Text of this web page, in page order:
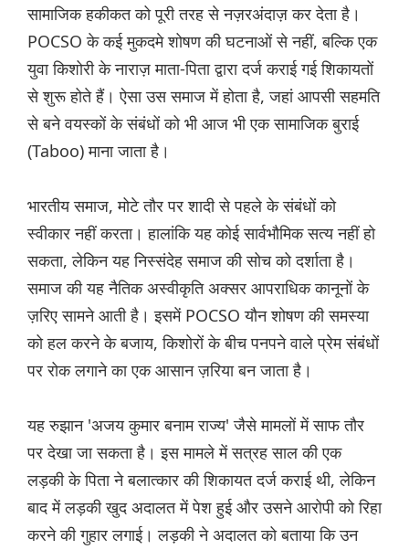
सामाजिक हकीकत को पूरी तरह से नज़रअंदाज़ कर देता है।
POCSO के कई मुकदमे शोषण की घटनाओं से नहीं, बल्कि एक
युवा किशोरी के नाराज़ माता-पिता द्वारा दर्ज कराई गई शिकायतों
से शुरू होते हैं। ऐसा उस समाज में होता है, जहां आपसी सहमति
से बने वयस्कों के संबंधों को भी आज भी एक सामाजिक बुराई
(Taboo) माना जाता है।
भारतीय समाज, मोटे तौर पर शादी से पहले के संबंधों को
स्वीकार नहीं करता। हालांकि यह कोई सार्वभौमिक सत्य नहीं हो
सकता, लेकिन यह निस्संदेह समाज की सोच को दर्शाता है।
समाज की यह नैतिक अस्वीकृति अक्सर आपराधिक कानूनों के
ज़रिए सामने आती है। इसमें POCSO यौन शोषण की समस्या
को हल करने के बजाय, किशोरों के बीच पनपने वाले प्रेम संबंधों
पर रोक लगाने का एक आसान ज़रिया बन जाता है।
यह रुझान 'अजय कुमार बनाम राज्य' जैसे मामलों में साफ तौर
पर देखा जा सकता है। इस मामले में सत्रह साल की एक
लड़की के पिता ने बलात्कार की शिकायत दर्ज कराई थी, लेकिन
बाद में लड़की खुद अदालत में पेश हुई और उसने आरोपी को रिहा
करने की गुहार लगाई। लड़की ने अदालत को बताया कि उन